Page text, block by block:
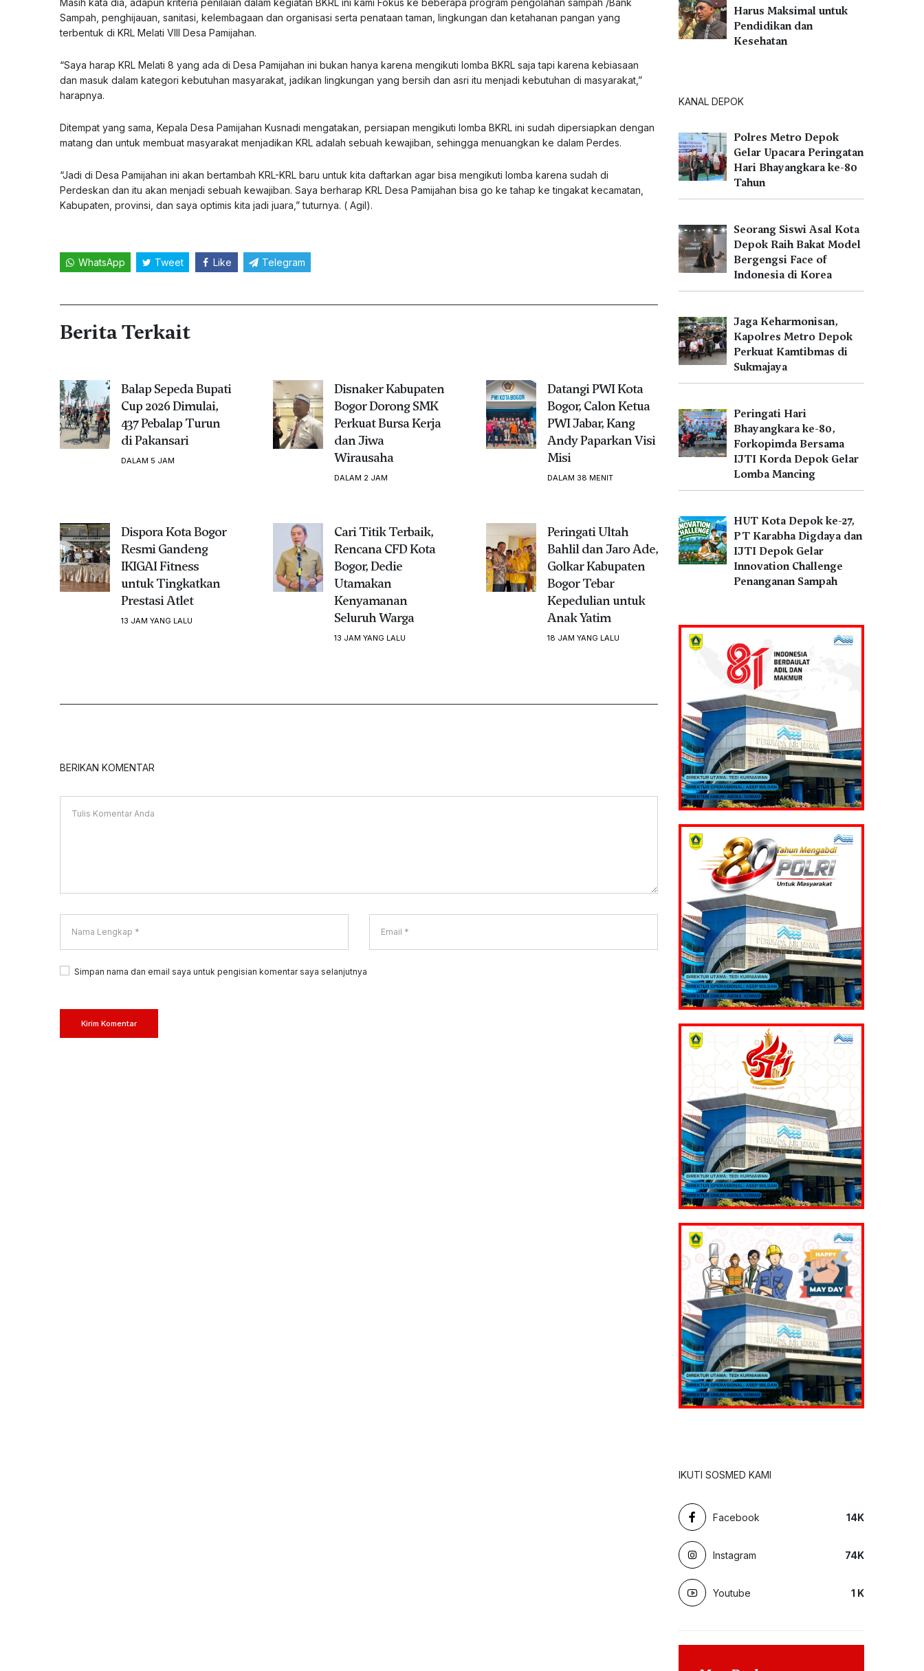
Sampah, penghijauan, sanitasi, kelembagaan dan organisasi serta penataan taman, lingkungan dan ketahanan pangan yang
terbentuk di KRL Melati VIII Desa Pamijahan.
“Saya harap KRL Melati 8 yang ada di Desa Pamijahan ini bukan hanya karena mengikuti lomba BKRL saja tapi karena kebiasaan
dan masuk dalam kategori kebutuhan masyarakat, jadikan lingkungan yang bersih dan asri itu menjadi kebutuhan di masyarakat,”
harapnya.
Ditempat yang sama, Kepala Desa Pamijahan Kusnadi mengatakan, persiapan mengikuti lomba BKRL ini sudah dipersiapkan dengan
matang dan untuk membuat masyarakat menjadikan KRL adalah sebuah kewajiban, sehingga menuangkan ke dalam Perdes.
“Jadi di Desa Pamijahan ini akan bertambah KRL-KRL baru untuk kita daftarkan agar bisa mengikuti lomba karena sudah di
Perdeskan dan itu akan menjadi sebuah kewajiban. Saya berharap KRL Desa Pamijahan bisa go ke tahap ke tingakat kecamatan,
Kabupaten, provinsi, dan saya optimis kita jadi juara,” tuturnya. ( Agil).
WhatsApp Tweet Like Telegram
Berita Terkait
Balap Sepeda Bupati
Cup 2026 Dimulai,
437 Pebalap Turun
di Pakansari
DALAM 5 JAM
Disnaker Kabupaten
Bogor Dorong SMK
Perkuat Bursa Kerja
dan Jiwa
Wirausaha
DALAM 2 JAM
Datangi PWI Kota
Bogor, Calon Ketua
PWI Jabar, Kang
Andy Paparkan Visi
Misi
DALAM 38 MENIT
Dispora Kota Bogor
Resmi Gandeng
IKIGAI Fitness
untuk Tingkatkan
Prestasi Atlet
13 JAM YANG LALU
Cari Titik Terbaik,
Rencana CFD Kota
Bogor, Dedie
Utamakan
Kenyamanan
Seluruh Warga
13 JAM YANG LALU
Peringati Ultah
Bahlil dan Jaro Ade,
Golkar Kabupaten
Bogor Tebar
Kepedulian untuk
Anak Yatim
18 JAM YANG LALU
BERIKAN KOMENTAR
Simpan nama dan email saya untuk pengisian komentar saya selanjutnya
Kirim Komentar
Harus Maksimal untuk
Pendidikan dan
Kesehatan
KANAL DEPOK
Polres Metro Depok
Gelar Upacara Peringatan
Hari Bhayangkara ke-80
Tahun
Seorang Siswi Asal Kota
Depok Raih Bakat Model
Bergengsi Face of
Indonesia di Korea
Jaga Keharmonisan,
Kapolres Metro Depok
Perkuat Kamtibmas di
Sukmajaya
Peringati Hari
Bhayangkara ke-80,
Forkopimda Bersama
IJTI Korda Depok Gelar
Lomba Mancing
HUT Kota Depok ke-27,
PT Karabha Digdaya dan
IJTI Depok Gelar
Innovation Challenge
Penanganan Sampah
IKUTI SOSMED KAMI
Facebook 14K
Instagram 74K
Youtube 1 K